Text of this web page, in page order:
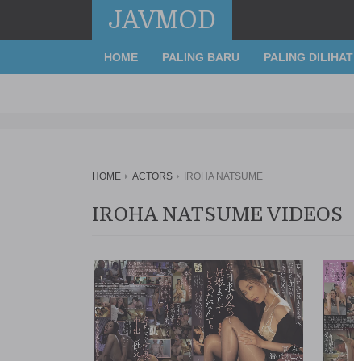
JAVMOD
HOME PALING BARU PALING DILIHAT
HOME ACTORS IROHA NATSUME
IROHA NATSUME VIDEOS